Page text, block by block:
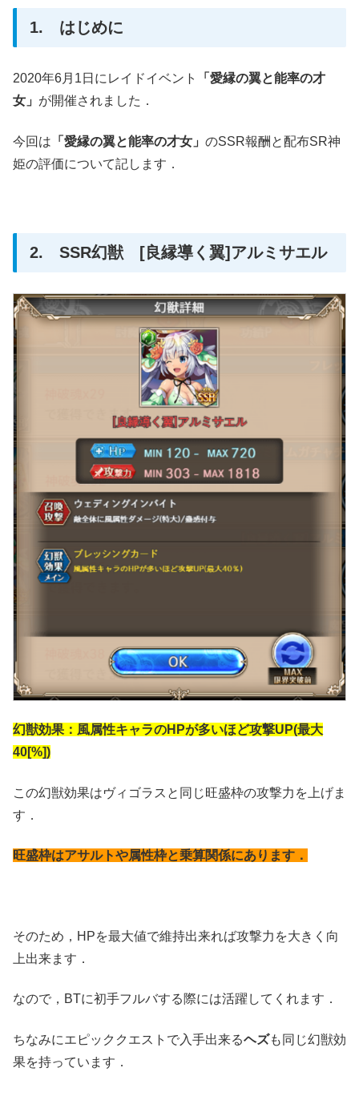
1. はじめに
2020年6月1日にレイドイベント
「愛縁の翼と能率の才
女」 が開催されました．
今回は 「愛縁の翼と能率の才女」 のSSR報酬と配布SR神
姫の評価について記します．
2. SSR幻獣 [良縁導く翼]アルミサエル
幻獣効果：風属性キャラのHPが多いほど攻撃UP(最大
40[%])
この幻獣効果はヴィゴラスと同じ旺盛枠の攻撃力を上げま
す．
旺盛枠はアサルトや属性枠と乗算関係にあります．
そのため，HPを最大値で維持出来れば攻撃力を大きく向
上出来ます．
なので，BTに初手フルバする際には活躍してくれます．
ちなみにエピッククエストで入手出来るヘズも同じ幻獣効
果を持っています．